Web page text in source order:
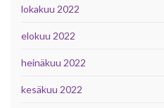
lokakuu 2022
elokuu 2022
heinäkuu 2022
kesäkuu 2022